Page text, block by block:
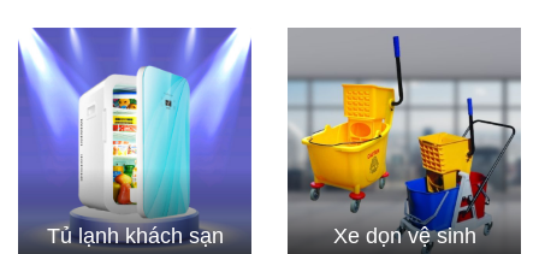
Tủ lạnh khách sạn Xe dọn vệ sinh